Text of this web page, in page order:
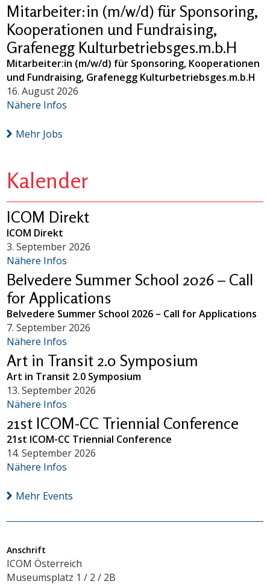
Mitarbeiter:in (m/w/d) für Sponsoring,
Kooperationen und Fundraising,
Grafenegg Kulturbetriebsges.m.b.H
Mitarbeiter:in (m/w/d) für Sponsoring, Kooperationen
und Fundraising, Grafenegg Kulturbetriebsges.m.b.H
16. August 2026
Nähere Infos
Mehr Jobs
Kalender
ICOM Direkt
ICOM Direkt
3. September 2026
Nähere Infos
Belvedere Summer School 2026 – Call
for Applications
Belvedere Summer School 2026 – Call for Applications
7. September 2026
Nähere Infos
Art in Transit 2.0 Symposium
Art in Transit 2.0 Symposium
13. September 2026
Nähere Infos
21st ICOM-CC Triennial Conference
21st ICOM-CC Triennial Conference
14. September 2026
Nähere Infos
Mehr Events
Anschrift
ICOM Österreich
Museumsplatz 1 / 2 / 2B